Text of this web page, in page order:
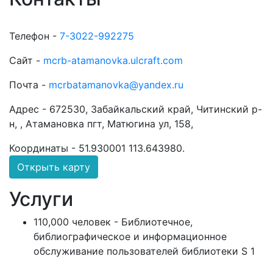
Телефон - 7-3022-992275
Сайт - mcrb-atamanovka.ulcraft.com
Почта - mcrbatamanovka@yandex.ru
Адрес - 672530, Забайкальский край, Читинский р-
н, , Атамановка пгт, Матюгина ул, 158,
Координаты - 51.930001 113.643980.
Открыть карту
Услуги
110,000 человек - Библиотечное,
библиографическое и информационное
обслуживание пользователей библиотеки S 1